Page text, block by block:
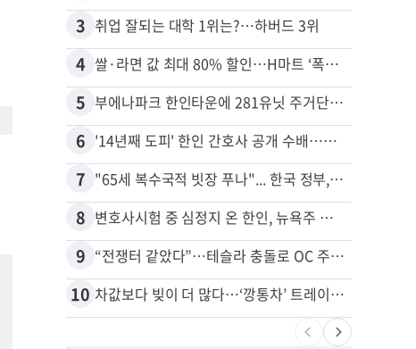
3 취업 잘되는 대학 1위는?…하버드 3위
4 쌀·라면 값 최대 80% 할인…H마트 ‘폭탄 세일’
5 부에나파크 한인타운에 281유닛 주거단지 들어선다
6 '14년째 도피' 한인 간호사 공개 수배…메디케어 사기 유죄
7 "65세 복수국적 빗장 푸나"... 한국 정부, 연령 완화 전면 추진
8 변호사시험 중 심정지 온 한인, 뉴욕주 제소
9 “전쟁터 같았다”…테슬라 충돌로 OC 주택 4채 파손
10 차값보다 빚이 더 많다…‘깡통차’ 트레이드인 급증